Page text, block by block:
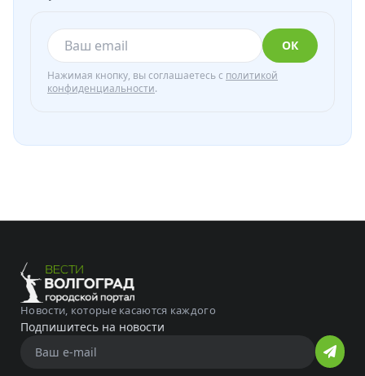
ОК
Нажимая кнопку, вы соглашаетесь с политикой
конфиденциальности.
Новости, которые касаются каждого
Подпишитесь на новости